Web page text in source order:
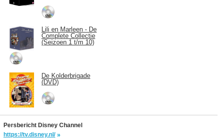
Lili en Marleen - De
Complete Collectie
(Seizoen 1 t/m 10)
De Kolderbrigade
(DVD)
Persbericht Disney Channel
https://tv.disney.nl/